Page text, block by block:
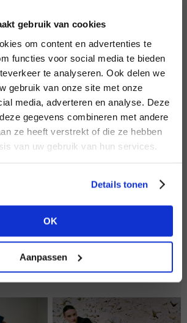
gebruik van cookies
om content en advertenties te
functies voor social media te bieden
te analyseren. Ook delen we
gebruik van onze site met onze
media, adverteren en analyse. Deze
gegevens combineren met andere
ze heeft verstrekt of die ze hebben
van uw gebruik van hun services.
Details tonen
OK
Aanpassen
INLOGGEN
INLOGGEN
GEEN ACCOUNT?
JE NOG GEEN
ACCOUNT?
de andere mogelijkheden.
BEKIJK ALLE OPTIES
Mos Mosh
MERK